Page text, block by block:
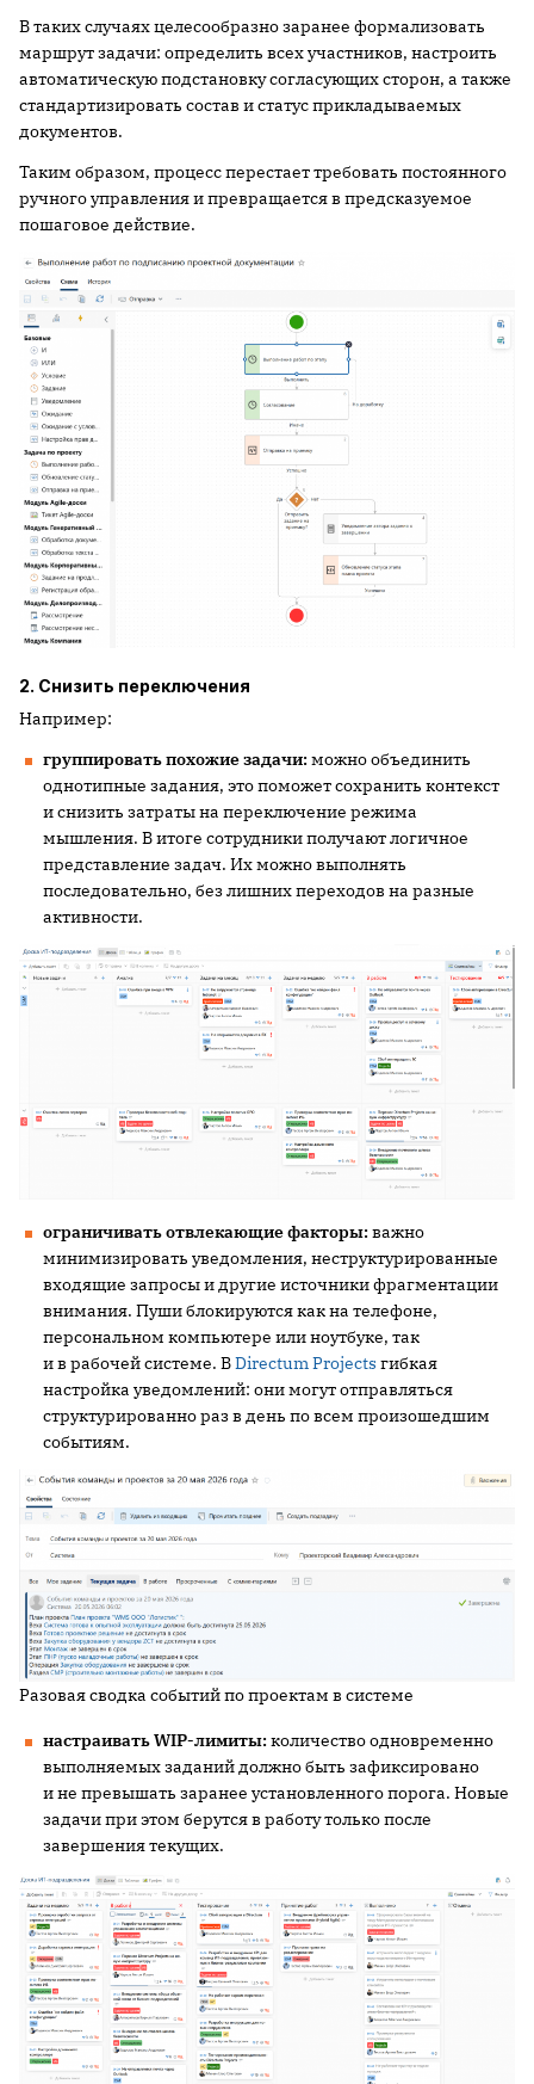
В таких случаях целесообразно заранее формализовать
маршрут задачи: определить всех участников, настроить
автоматическую подстановку согласующих сторон, а также
стандартизировать состав и статус прикладываемых
документов.
Таким образом, процесс перестает требовать постоянного
ручного управления и превращается в предсказуемое
пошаговое действие.
2. Снизить переключения
Например:
группировать похожие задачи:можно объединить
однотипные задания, это поможет сохранить контекст
и снизить затраты на переключение режима
мышления. В итоге сотрудники получают логичное
представление задач. Их можно выполнять
последовательно, без лишних переходов на разные
активности.
ограничивать отвлекающие факторы:важно
минимизировать уведомления, неструктурированные
входящие запросы и другие источники фрагментации
внимания. Пуши блокируются как на телефоне,
персональном компьютере или ноутбуке, так
и в рабочей системе. ВDirectum Projects гибкая
настройка уведомлений: они могут отправляться
структурированно раз в день по всем произошедшим
событиям.
Разовая сводка событий по проектам в системе
настраивать WIP-лимиты:количество одновременно
выполняемых заданий должно быть зафиксировано
и не превышать заранее установленного порога. Новые
задачи при этом берутся в работу только после
завершения текущих.